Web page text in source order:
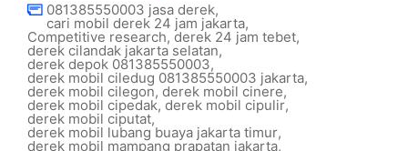
081385550003 jasa derek,
cari mobil derek 24 jam jakarta,
Competitive research, derek 24 jam tebet,
derek cilandak jakarta selatan,
derek depok 081385550003,
derek mobil ciledug 081385550003 jakarta,
derek mobil cilegon, derek mobil cinere,
derek mobil cipedak, derek mobil cipulir,
derek mobil ciputat,
derek mobil lubang buaya jakarta timur,
derek mobil mampang prapatan jakarta,